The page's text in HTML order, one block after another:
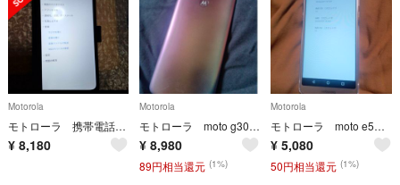
Motorola
モトローラ 携帯電話 moto e6S SIMフリースマホ スマートフォン本体
¥ 8,180
Motorola
モトローラ moto g30シムフリー 楽天モバイルリンク スマートフォン本体
¥ 8,980
89円相当還元 (1%)
Motorola
モトローラ moto e5 SIMフリースマートフォン本体 ワイモバイル
¥ 5,080
50円相当還元 (1%)